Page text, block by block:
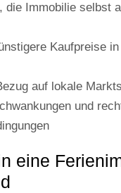
die Immobilie selbst
Kaufpreise
auf lokale
und
eine